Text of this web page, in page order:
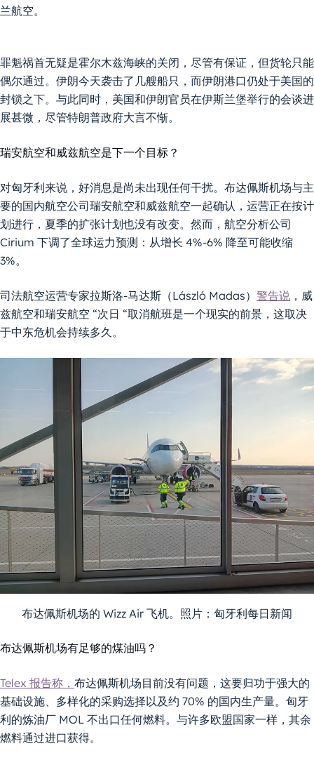
兰航空。
罪魁祸首无疑是霍尔木兹海峡的关闭，尽管有保证，但货轮只能
偶尔通过。伊朗今天袭击了几艘船只，而伊朗港口仍处于美国的
封锁之下。与此同时，美国和伊朗官员在伊斯兰堡举行的会谈进
展甚微，尽管特朗普政府大言不惭。
瑞安航空和威兹航空是下一个目标？
对匈牙利来说，好消息是尚未出现任何干扰。布达佩斯机场与主
要的国内航空公司瑞安航空和威兹航空一起确认，运营正在按计
划进行，夏季的扩张计划也没有改变。然而，航空分析公司
Cirium 下调了全球运力预测：从增长 4%-6% 降至可能收缩
3%。
司法航空运营专家拉斯洛-马达斯（László Madas） 警告说 ，威
兹航空和瑞安航空 “次日 “取消航班是一个现实的前景，这取决
于中东危机会持续多久。
布达佩斯机场的 Wizz Air 飞机。照片：匈牙利每日新闻
布达佩斯机场有足够的煤油吗？
Telex 报告称， 布达佩斯机场目前没有问题，这要归功于强大的
基础设施、多样化的采购选择以及约 70% 的国内生产量。匈牙
利的炼油厂 MOL 不出口任何燃料。与许多欧盟国家一样，其余
燃料通过进口获得。